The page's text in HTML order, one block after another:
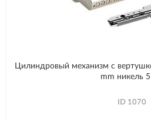
Цилиндровый механизм с
mm никель
ID 1070